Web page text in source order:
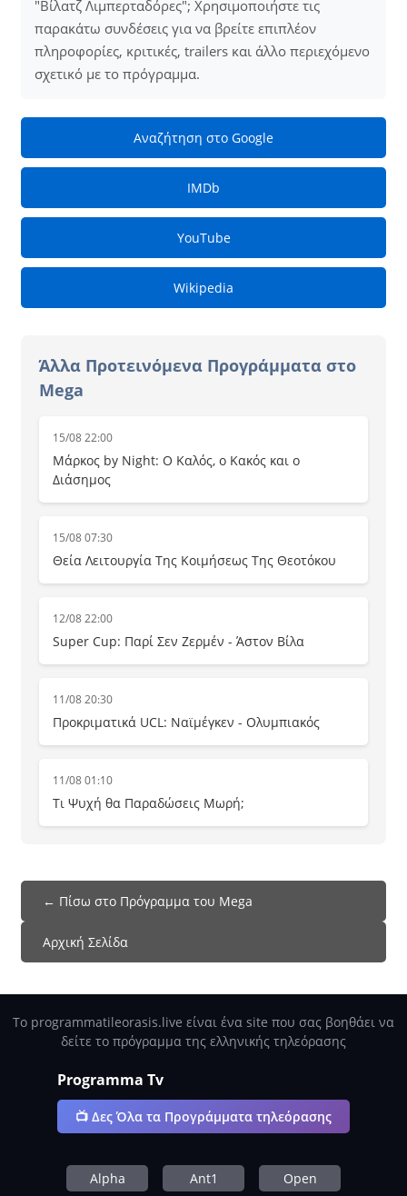
"Βίλατζ Λιμπερταδόρες"; Χρησιμοποιήστε τις
παρακάτω συνδέσεις για να βρείτε επιπλέον
πληροφορίες, κριτικές, trailers και άλλο περιεχόμενο
σχετικό με το πρόγραμμα.
Αναζήτηση στο Google
IMDb
YouTube
Wikipedia
Άλλα Προτεινόμενα Προγράμματα στο
Mega
15/08 22:00
Μάρκος by Night: Ο Καλός, ο Κακός και ο
Διάσημος
15/08 07:30
Θεία Λειτουργία Της Κοιμήσεως Της Θεοτόκου
12/08 22:00
Super Cup: Παρί Σεν Ζερμέν - Άστον Βίλα
11/08 20:30
Προκριματικά UCL: Ναϊμέγκεν - Ολυμπιακός
11/08 01:10
Τι Ψυχή θα Παραδώσεις Μωρή;
← Πίσω στο Πρόγραμμα του Mega
Αρχική Σελίδα
Το programmatileorasis.live είναι ένα site που σας βοηθάει να
δείτε το πρόγραμμα της ελληνικής τηλεόρασης
Programma Tv
📺 Δες Όλα τα Προγράμματα τηλεόρασης
Alpha Ant1 Open